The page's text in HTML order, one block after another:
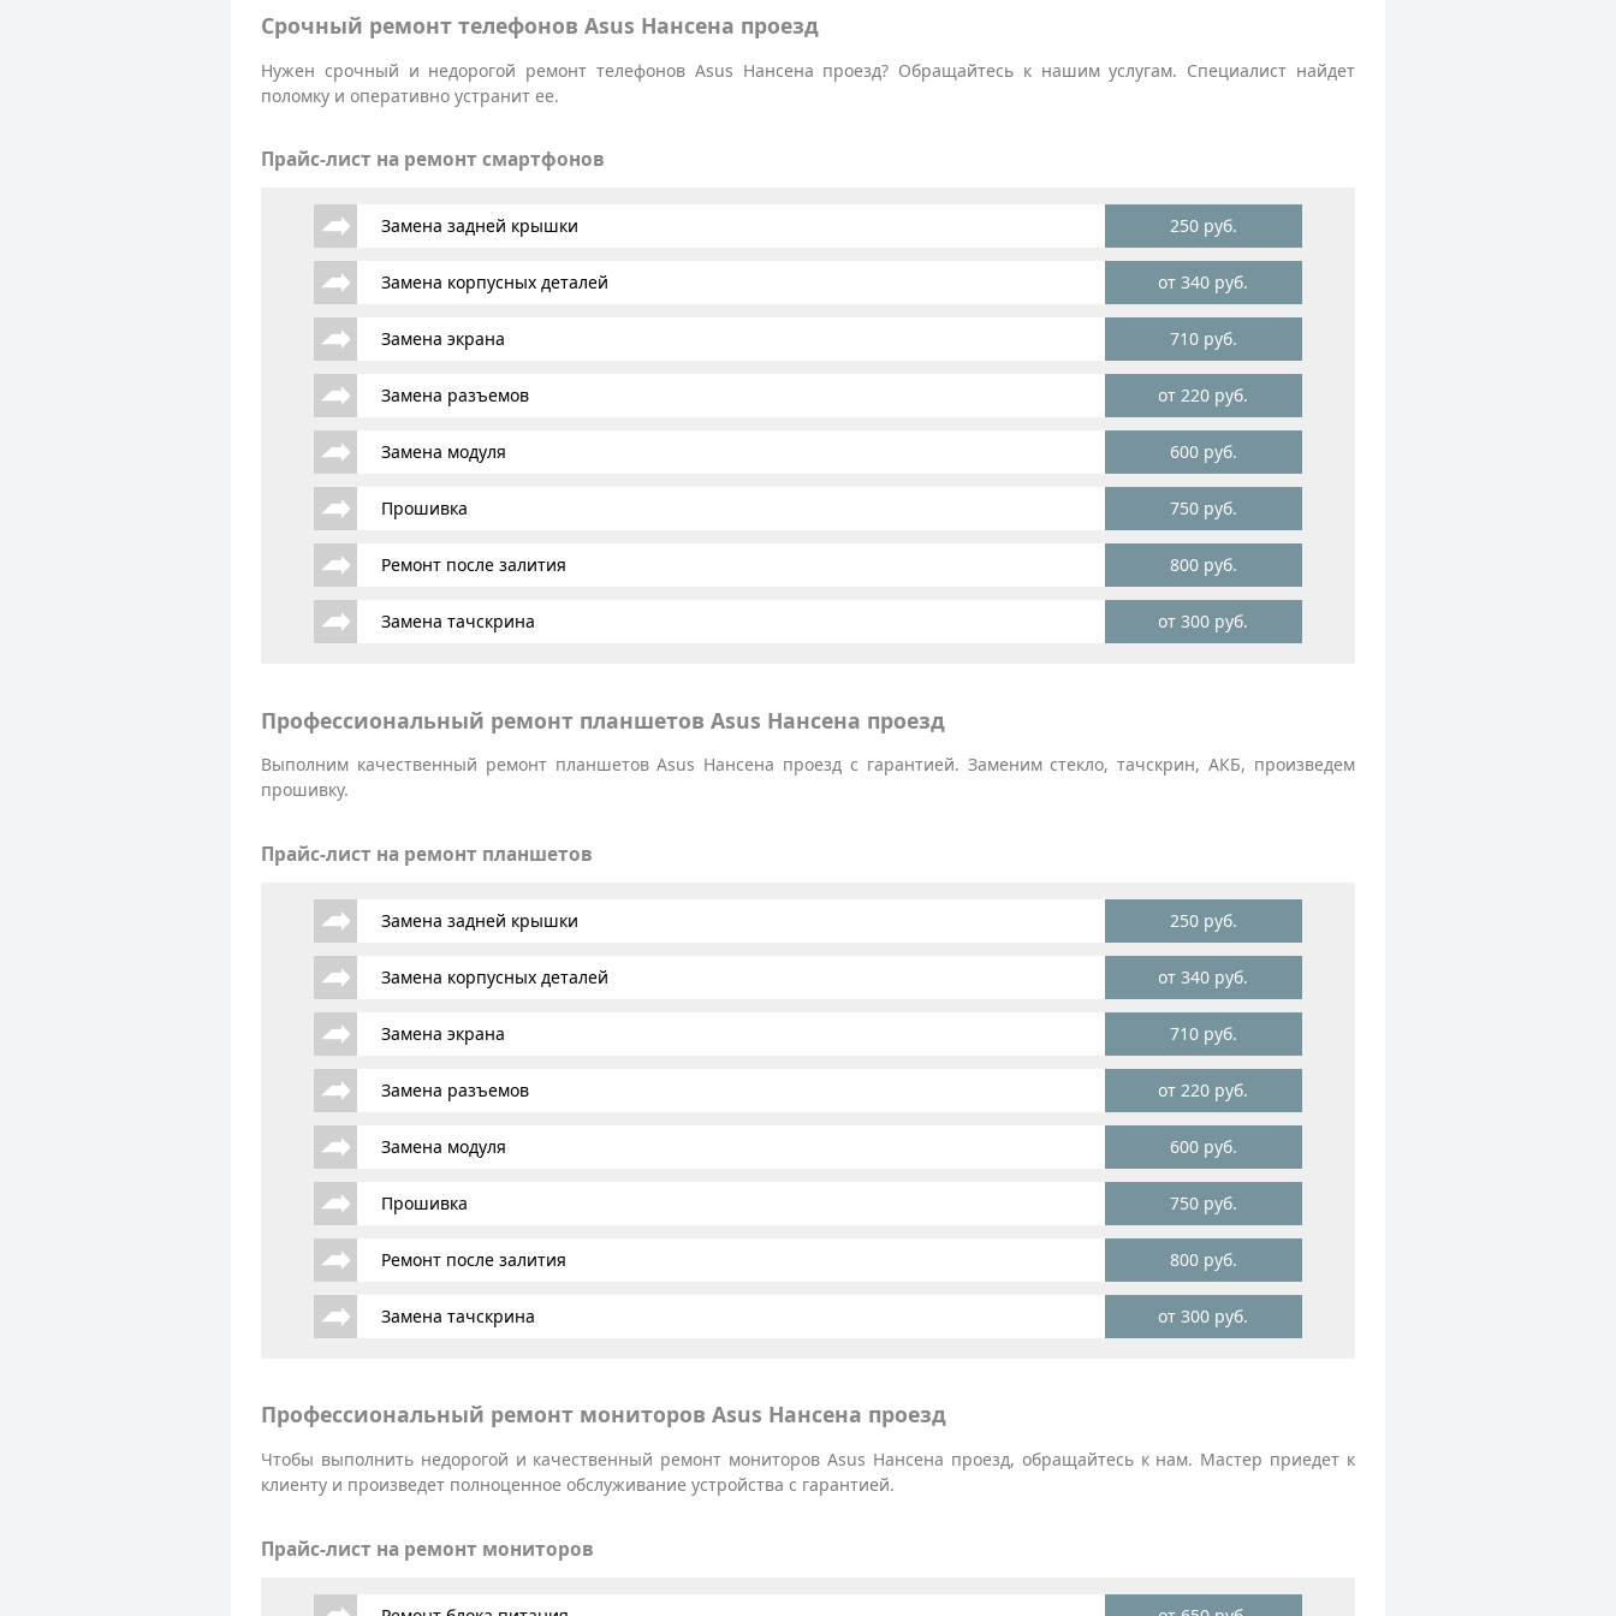
Срочный ремонт телефонов Asus Нансена проезд
Нужен срочный и недорогой ремонт телефонов Asus Нансена проезд? Обращайтесь к нашим услугам. Специалист найдет
поломку и оперативно устранит ее.
Прайс-лист на ремонт смартфонов
Замена задней крышки 250 руб.
Замена корпусных деталей от 340 руб.
Замена экрана 710 руб.
Замена разъемов от 220 руб.
Замена модуля 600 руб.
Прошивка 750 руб.
Ремонт после залития 800 руб.
Замена тачскрина от 300 руб.
Профессиональный ремонт планшетов Asus Нансена проезд
Выполним качественный ремонт планшетов Asus Нансена проезд с гарантией. Заменим стекло, тачскрин, АКБ, произведем
прошивку.
Прайс-лист на ремонт планшетов
Замена задней крышки 250 руб.
Замена корпусных деталей от 340 руб.
Замена экрана 710 руб.
Замена разъемов от 220 руб.
Замена модуля 600 руб.
Прошивка 750 руб.
Ремонт после залития 800 руб.
Замена тачскрина от 300 руб.
Профессиональный ремонт мониторов Asus Нансена проезд
Чтобы выполнить недорогой и качественный ремонт мониторов Asus Нансена проезд, обращайтесь к нам. Мастер приедет к
клиенту и произведет полноценное обслуживание устройства с гарантией.
Прайс-лист на ремонт мониторов